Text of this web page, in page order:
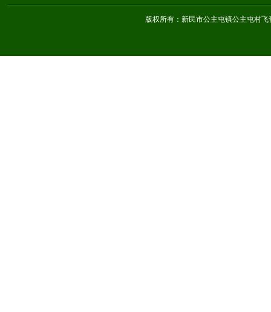
版权所有：新民市公主屯镇公主屯村